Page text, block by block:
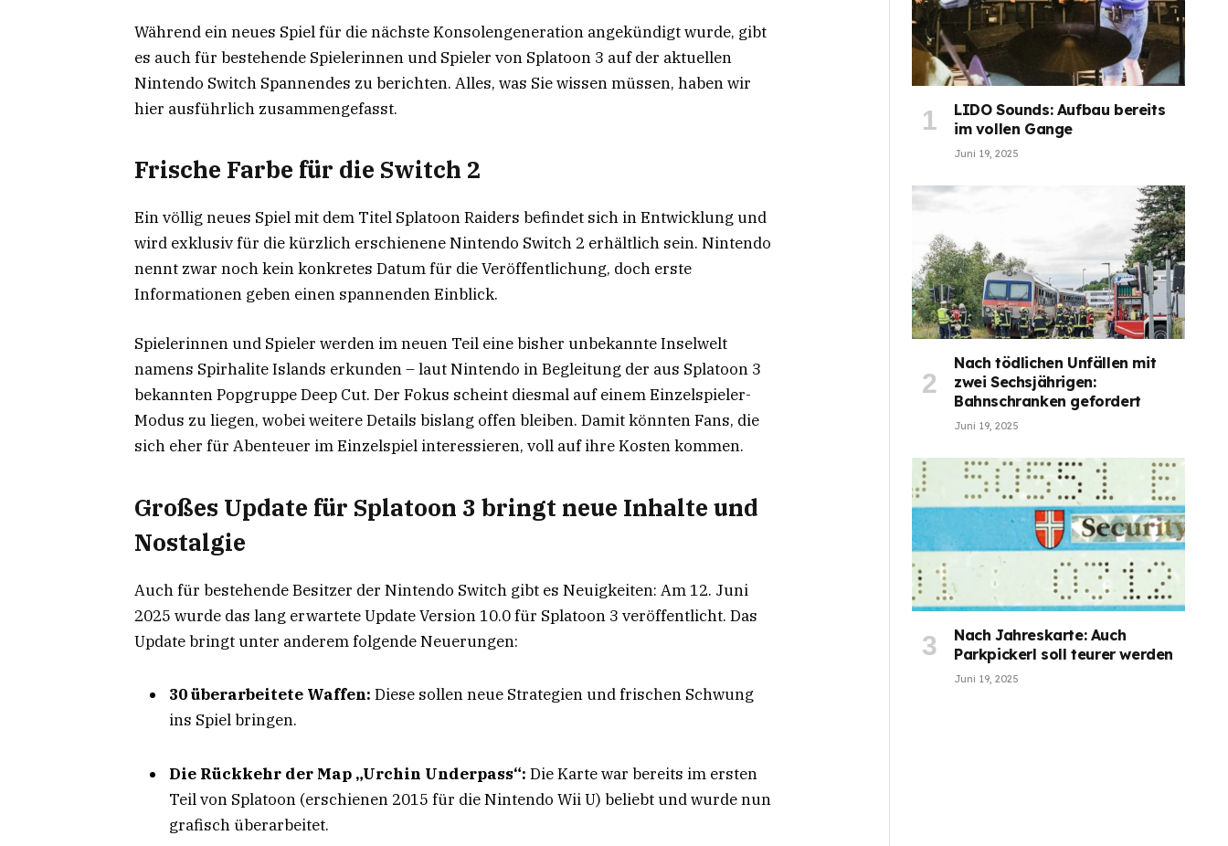
Während ein neues Spiel für die nächste Konsolengeneration angekündigt wurde, gibt
es auch für bestehende Spielerinnen und Spieler von Splatoon 3 auf der aktuellen
Nintendo Switch Spannendes zu berichten. Alles, was Sie wissen müssen, haben wir
hier ausführlich zusammengefasst.
Frische Farbe für die Switch 2
Ein völlig neues Spiel mit dem Titel Splatoon Raiders befindet sich in Entwicklung und
wird exklusiv für die kürzlich erschienene Nintendo Switch 2 erhältlich sein. Nintendo
nennt zwar noch kein konkretes Datum für die Veröffentlichung, doch erste
Informationen geben einen spannenden Einblick.
Spielerinnen und Spieler werden im neuen Teil eine bisher unbekannte Inselwelt
namens Spirhalite Islands erkunden – laut Nintendo in Begleitung der aus Splatoon 3
bekannten Popgruppe Deep Cut. Der Fokus scheint diesmal auf einem Einzelspieler-
Modus zu liegen, wobei weitere Details bislang offen bleiben. Damit könnten Fans, die
sich eher für Abenteuer im Einzelspiel interessieren, voll auf ihre Kosten kommen.
Großes Update für Splatoon 3 bringt neue Inhalte und
Nostalgie
Auch für bestehende Besitzer der Nintendo Switch gibt es Neuigkeiten: Am 12. Juni
2025 wurde das lang erwartete Update Version 10.0 für Splatoon 3 veröffentlicht. Das
Update bringt unter anderem folgende Neuerungen:
30 überarbeitete Waffen: Diese sollen neue Strategien und frischen Schwung
ins Spiel bringen.
Die Rückkehr der Map „Urchin Underpass“: Die Karte war bereits im ersten
Teil von Splatoon (erschienen 2015 für die Nintendo Wii U) beliebt und wurde nun
grafisch überarbeitet.
LIDO Sounds: Aufbau bereits
im vollen Gange
Juni 19, 2025
Nach tödlichen Unfällen mit
zwei Sechsjährigen:
Bahnschranken gefordert
Juni 19, 2025
Nach Jahreskarte: Auch
Parkpickerl soll teurer werden
Juni 19, 2025